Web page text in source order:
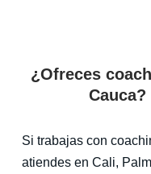
¿Ofreces
Si trabajas con
atiendes en Cali,